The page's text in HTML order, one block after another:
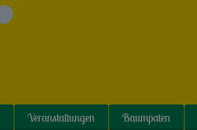
Veranstaltungen Baumpaten